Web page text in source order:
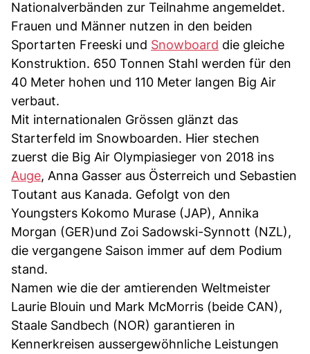
Nationalverbänden zur Teilnahme angemeldet.
Frauen und Männer nutzen in den beiden
Sportarten Freeski und Snowboard die gleiche
Konstruktion. 650 Tonnen Stahl werden für den
40 Meter hohen und 110 Meter langen Big Air
verbaut.
Mit internationalen Grössen glänzt das
Starterfeld im Snowboarden. Hier stechen
zuerst die Big Air Olympiasieger von 2018 ins
Auge, Anna Gasser aus Österreich und Sebastien
Toutant aus Kanada. Gefolgt von den
Youngsters Kokomo Murase (JAP), Annika
Morgan (GER)und Zoi Sadowski-Synnott (NZL),
die vergangene Saison immer auf dem Podium
stand.
Namen wie die der amtierenden Weltmeister
Laurie Blouin und Mark McMorris (beide CAN),
Staale Sandbech (NOR) garantieren in
Kennerkreisen aussergewöhnliche Leistungen